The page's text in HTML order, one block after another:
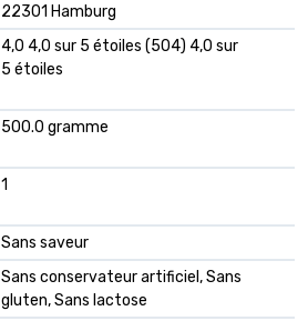
22301 Hamburg
4,0 4,0 sur 5 étoiles (504) 4,0 sur
5 étoiles
500.0 gramme
1
Sans saveur
Sans conservateur artificiel, Sans
gluten, Sans lactose